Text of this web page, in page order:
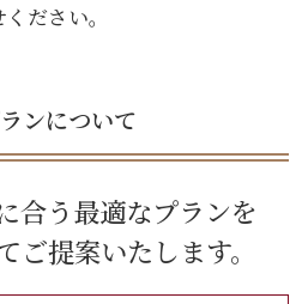
ださい。
ンについて
合う最適なプランを
ご提案いたします。